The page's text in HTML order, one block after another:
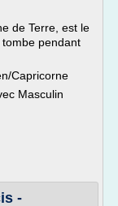
de Terre, est le
pendant
Capricorne
Masculin
-